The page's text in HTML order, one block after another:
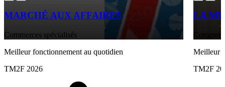
MARCHÉ AUX AFFAIRES
Commerces spécialisés
Meilleur fonctionnement au quotidien
TM2F 2026
LA
Meilleur
TM2F